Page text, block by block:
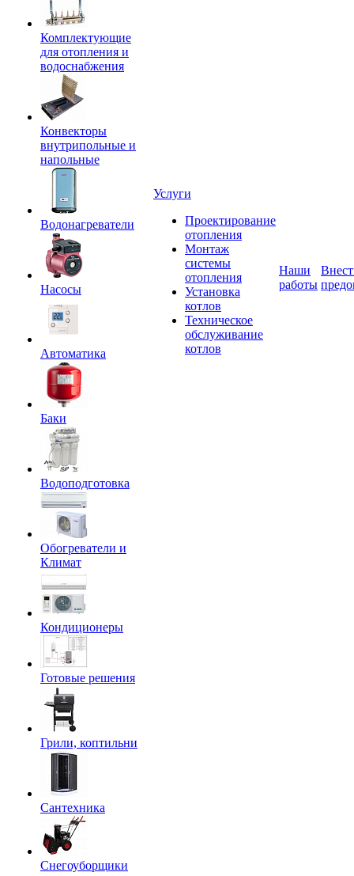
Комплектующие
для отопления и
водоснабжения
Конвекторы
внутрипольные и
напольные
Водонагреватели
Насосы
Автоматика
Баки
Водоподготовка
Обогреватели и
Климат
Кондиционеры
Готовые решения
Грили, коптильни
Сантехника
Снегоуборщики
Услуги
Проектирование
отопления
Монтаж
системы
отопления
Установка
котлов
Техническое
обслуживание
котлов
Наши
работы